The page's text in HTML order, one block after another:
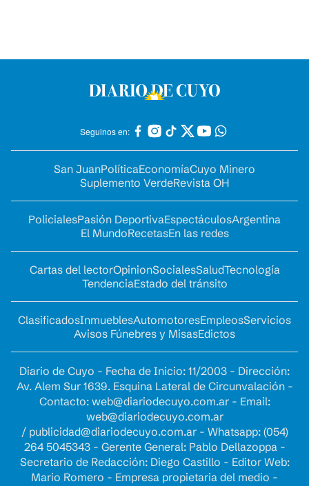
Seguinos en:
San JuanPolíticaEconomíaCuyo Minero
Suplemento VerdeRevista OH
PolicialesPasión DeportivaEspectáculosArgentina
El MundoRecetasEn las redes
Cartas del lectorOpinionSocialesSaludTecnología
TendenciaEstado del tránsito
ClasificadosInmueblesAutomotoresEmpleosServicios
Avisos Fúnebres y MisasEdictos
Diario de Cuyo - Fecha de Inicio: 11/2003 - Dirección:
Av. Alem Sur 1639. Esquina Lateral de Circunvalación -
Contacto: web@diariodecuyo.com.ar- Email:
web@diariodecuyo.com.ar
/ publicidad@diariodecuyo.com.ar- Whatsapp: (054)
264 5045343 - Gerente General: Pablo Dellazoppa -
Secretario de Redacción: Diego Castillo - Editor Web:
Mario Romero - Empresa propietaria del medio -